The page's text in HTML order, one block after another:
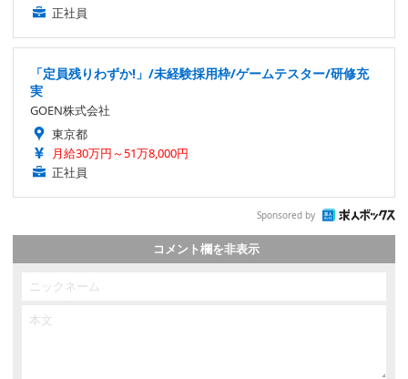
正社員
「定員残りわずか!」/未経験採用枠/ゲームテスター/研修充
実
GOEN株式会社
東京都
月給30万円～51万8,000円
正社員
Sponsored by
コメント欄を非表示